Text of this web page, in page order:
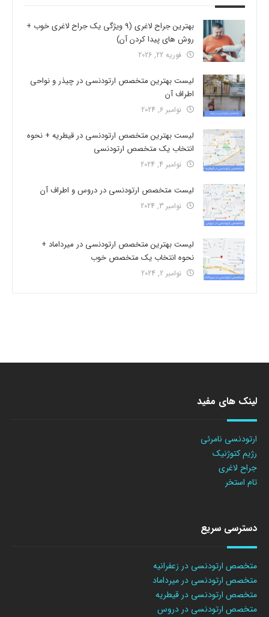
بهترین جراح لاغری (9 ویژگی یک جراح لاغری خوب +
روش های پیدا کردن آن)
فوریه 22, 2026
لیست بهترین متخصص ارتودنسی در چیذر و نواحی
اطراف آن
نوامبر 6, 2024
لیست بهترین متخصص ارتودنسی در قیطریه + نحوه
انتخاب یک متخصص ارتودنسی
نوامبر 4, 2024
لیست متخصص ارتودنسی در دروس و اطراف آن
نوامبر 3, 2024
لیست بهترین متخصص ارتودنسی در میرداماد +
نحوه انتخاب یک متخصص خوب
نوامبر 2, 2024
لینک های مفید
ارتودنسی نامرئی
رژیم کتوژنیک
جراح لاغری
تام استخر
دسترسی سریع
متخصص ارتودنسی در زعفرانیه
متخصص ارتودنسی در میرداماد
متخصص ارتودنسی در قیطریه
متخصص ارتودنسی در دروس